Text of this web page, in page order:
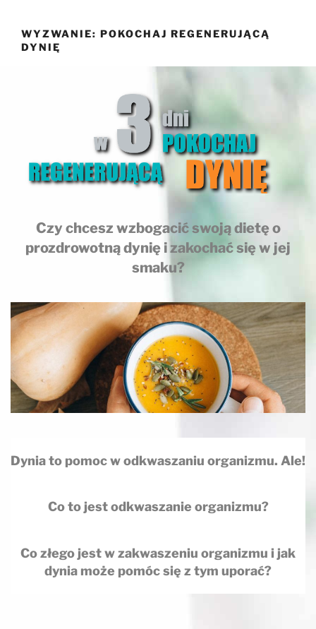
treści
WYZWANIE: POKOCHAJ REGENERUJĄCĄ
DYNIĘ
Czy chcesz wzbogacić swoją dietę o
prozdrowotną dynię i zakochać się w jej
smaku?
Dynia to pomoc w odkwaszaniu organizmu. Ale!
Co to jest odkwaszanie organizmu?
Co złego jest w zakwaszeniu organizmu i jak
dynia może pomóc się z tym uporać?